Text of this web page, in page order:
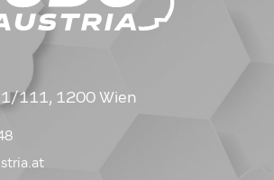
111, 1200 Wien